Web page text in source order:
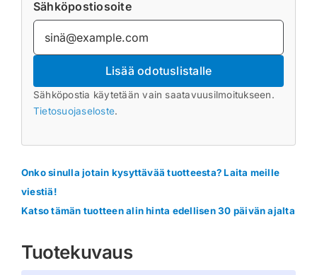
Sähköpostiosoite
Lisää odotuslistalle
Sähköpostia käytetään vain saatavuusilmoitukseen.
Tietosuojaseloste.
Onko sinulla jotain kysyttävää tuotteesta? Laita meille
viestiä!
Katso tämän tuotteen alin hinta edellisen 30 päivän ajalta
Tuotekuvaus